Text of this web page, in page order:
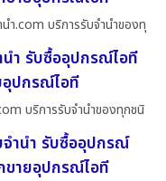
า.com บริการรับจำนำของทุ
นำ รับซื้ออุปกรณ์ไอที
อุปกรณ์ไอที
บริการรับจำนำของทุกชนิ
จำนำ รับซื้ออุปกรณ์
ขายอุปกรณ์ไอที